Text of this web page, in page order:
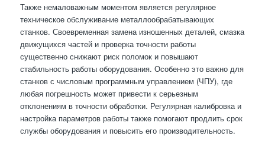
Также немаловажным моментом является регулярное
техническое обслуживание металлообрабатывающих
станков. Своевременная замена изношенных деталей, смазка
движущихся частей и проверка точности работы
существенно снижают риск поломок и повышают
стабильность работы оборудования. Особенно это важно для
станков с числовым программным управлением (ЧПУ), где
любая погрешность может привести к серьезным
отклонениям в точности обработки. Регулярная калибровка и
настройка параметров работы также помогают продлить срок
службы оборудования и повысить его производительность.